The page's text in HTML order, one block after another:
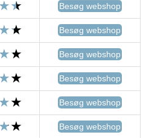
Besøg webshop
Besøg webshop
Besøg webshop
Besøg webshop
Besøg webshop
Besøg webshop